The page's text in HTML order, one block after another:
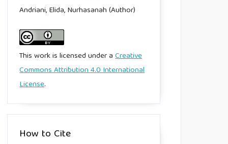
Andriani, Elida, Nurhasanah (Author)
This work is licensed under aCreative
Commons Attribution 4.0 International
License.
How to Cite